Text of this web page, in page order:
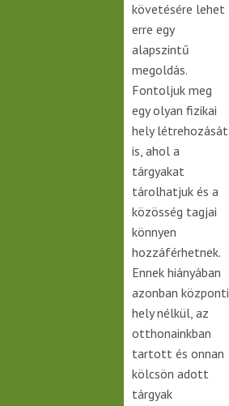
követésére lehet
erre egy
alapszintű
megoldás.
Fontoljuk meg
egy olyan fizikai
hely létrehozását
is, ahol a
tárgyakat
tárolhatjuk és a
közösség tagjai
könnyen
hozzáférhetnek.
Ennek hiányában
azonban központi
hely nélkül, az
otthonainkban
tartott és onnan
kölcsön adott
tárgyak